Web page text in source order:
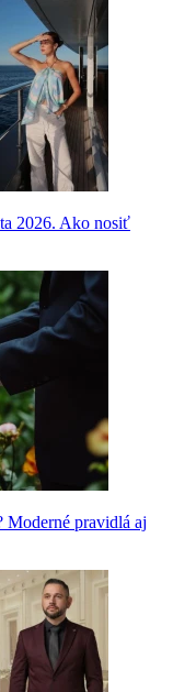
2026. Ako nosiť
Moderné pravidlá aj